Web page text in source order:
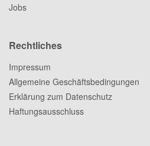
Jobs
Rechtliches
Impressum
Allgemeine Geschäftsbedingungen
Erklärung zum Datenschutz
Haftungsausschluss